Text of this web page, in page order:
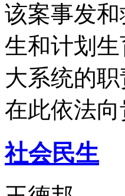
该案事发
生和计划
大系统的
在此依法
社会民生